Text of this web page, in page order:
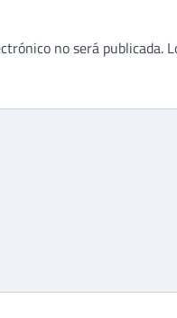
no será publicada.